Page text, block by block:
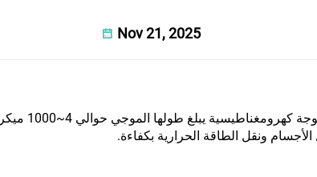
Nov 21, 2025
الأشعة تحت
ونقل الطاقة الحرارية بكفاءة.